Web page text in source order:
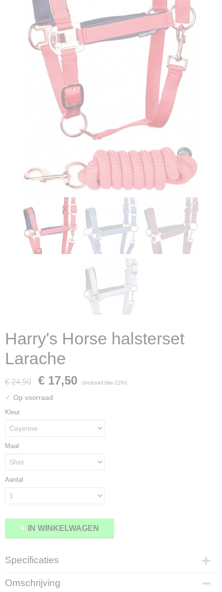
Harry's Horse halsterset
Larache
€ 24,50 € 17,50 (inclusief btw 21%)
✓ Op voorraad
Kleur
Maat
Aantal
IN WINKELWAGEN
Specificaties
Productcode
1806-8405
Omschrijving